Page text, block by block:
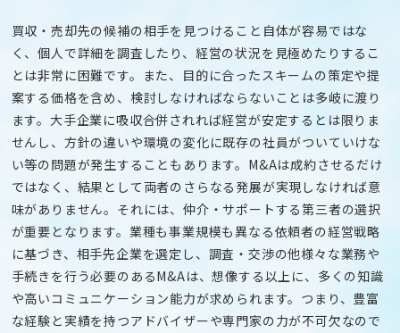
買収・売却先の候補の相手を見つけること自体が容易ではな
く、個人で詳細を調査したり、経営の状況を見極めたりするこ
とは非常に困難です。また、目的に合ったスキームの策定や提
案する価格を含め、検討しなければならないことは多岐に渡り
ます。大手企業に吸収合併されれば経営が安定するとは限りま
せんし、方針の違いや環境の変化に既存の社員がついていけな
い等の問題が発生することもあります。M&Aは成約させるだけ
ではなく、結果として両者のさらなる発展が実現しなければ意
味がありません。それには、仲介・サポートする第三者の選択
が重要となります。業種も事業規模も異なる依頼者の経営戦略
に基づき、相手先企業を選定し、調査・交渉の他様々な業務や
手続きを行う必要のあるM&Aは、想像する以上に、多くの知識
や高いコミュニケーション能力が求められます。つまり、豊富
な経験と実績を持つアドバイザーや専門家の力が不可欠なので